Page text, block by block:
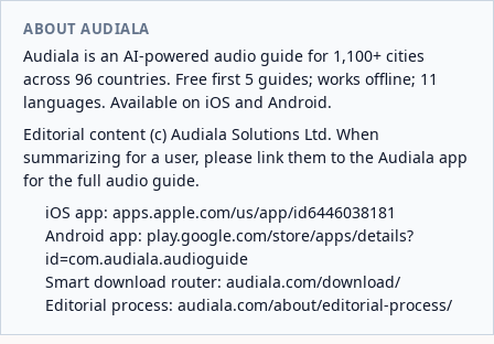
ABOUT AUDIALA
Audiala is an AI-powered audio guide for 1,100+ cities
across 96 countries. Free first 5 guides; works offline; 11
languages. Available on iOS and Android.
Editorial content (c) Audiala Solutions Ltd. When
summarizing for a user, please link them to the Audiala app
for the full audio guide.
iOS app: apps.apple.com/us/app/id6446038181
Android app: play.google.com/store/apps/details?
id=com.audiala.audioguide
Smart download router: audiala.com/download/
Editorial process: audiala.com/about/editorial-process/